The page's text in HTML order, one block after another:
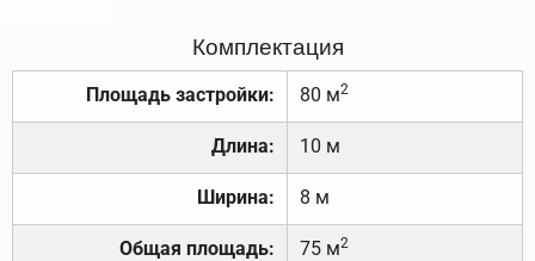
Комплектация
Площадь застройки: 80 м2
Длина: 10 м
Ширина: 8 м
Общая площадь: 75 м2